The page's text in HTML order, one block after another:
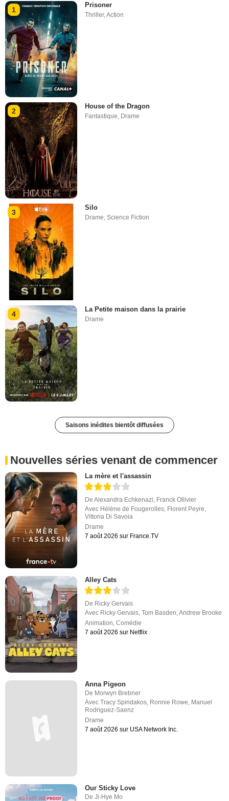
1
Prisoner
Thriller,Action
2
House of the Dragon
Fantastique, Drame
3
Silo
Drame,Science Fiction
4
La Petite maison dans la prairie
Drame
Saisons inédites bientôt diffusées
Nouvelles séries venant de commencer
La mère et l'assassin
DeAlexandra Echkenazi, Franck Ollivier
Avec Hélène de Fougerolles, Florent Peyre,
Vittoria Di Savoia
Drame
7 août 2026 sur France.TV
Alley Cats
De Ricky Gervais
Avec Ricky Gervais,Tom Basden,Andrew Brooke
Animation,Comédie
7 août 2026 sur Netflix
Anna Pigeon
De Morwyn Brebner
AvecTracy Spiridakos Ronnie Rowe Manuel
Rodriguez-Saenz
Drame
7 août 2026 sur USA Network Inc.
Our Sticky Love
DeJi-Hye Mo